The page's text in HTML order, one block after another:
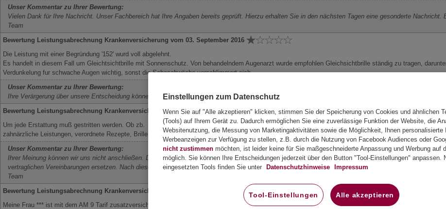
Unser Kommentar zu Ihrer Bewertung:
Vielen Dank für Ihre Nachricht. Unser Fachbereich hat Ihre Angaben bereits geprüft. Hierzu erhalten Sie in den nächsten Tagen eine gesonderte
Team
Bewertung Leistungsabrechnung Krankenversicherung vom 03. September 2016
Die Leistung mit einer Begründung '152' wurd voll abgelehnt.
Es handelt in diesem Fall um Gleichtsichtbrille mit Sonnenschutz. Von behandelndem Augenarzt wurde empfohlen Gleichsichtbrille ständig zu tragen,
Verdunkelung fur schwache Augen wichtig, sonst die Seheschwäche verschlimmert sich.
Unser Kommentar zu Ihrer Bewertung:
Ihre Verärgerung über unsere Entscheidung können wir nachvollziehen. Hierzu haben wir Ihnen eine persönliche Nachricht geschickt. Es wäre schön,
Bewertung Leistungsabrechnung Krankenversicherung vom 15. August 2016
Um jede Erstattung muß gestritten werden. Ob zb.
zahnärzliche Leistungen, verordnete Rezepte, Brillenersatz. Alle versicherten versprochenen Leistungen erfolgen niemals so, wie in der Werbung
Unser Kommentar zu Ihrer Bewertung:
Ihrer Meinung können wir uns nicht anschließen. Die Zahlungen erfolgen nach den versicherten Leistungen. Bitte beachten Sie hierbei: Die Aussage einer
vertraglichen Vereinbarungen ersetzen. Nach diesen leisten wir und nach diesen zahlen Sie Ihren Beitrag. Möchten Sie zu Ihrer Versicherung beraten
Team
Bewertung Leistungsabrechnung Krankenversicherung vom 02. Juli 2016
Meine Frau *** ist mit dem AM 9 Tarif zusatzversichert und zahlt einen sehr hohen Beitrag monatlich. Man kann die Zusatzversicherung jedoch gar nicht
Einstellungen zum Datenschutz
Wenn Sie auf "Alle akzeptieren" klicken, stimmen Sie der Speicherung von Cookies und ähnlichen
(Tools) auf Ihrem Gerät zu. Dadurch ermöglichen Sie eine zuverlässige Funktion der Website, die
Websitenutzung, die Messung von Marketingaktivitäten sowie die Möglichkeit, Ihnen personalisierte
Werbeanzeigen zur Verfügung zu stellen, z.B. durch die Nutzung von Facebook Audiences oder
nicht zustimmen möchten, ist leider keine für Sie maßgeschneiderte Anpassung und Werbung auf
möglich. Sie können Ihre Entscheidungen jederzeit über den Button "Tool-Einstellungen" anpassen.
eingesetzten Tools finden Sie unter
Datenschutzhinweise Impressum
Tool-Einstellungen Alle akzeptieren